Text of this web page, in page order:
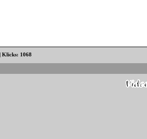
Klicks: 1068